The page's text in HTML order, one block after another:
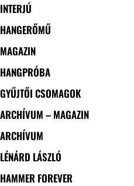
INTERJÚ
HANGERŐMŰ
MAGAZIN
HANGPRÓBA
GYŰJTŐI CSOMAGOK
ARCHÍVUM – MAGAZIN
ARCHÍVUM
LÉNÁRD LÁSZLÓ
HAMMER FOREVER